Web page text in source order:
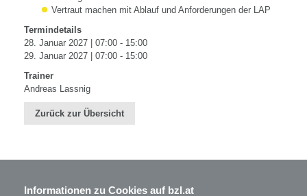
Vertraut machen mit Ablauf und Anforderungen der LAP
Termindetails
28. Januar 2027 | 07:00 - 15:00
29. Januar 2027 | 07:00 - 15:00
Trainer
Andreas Lassnig
Zurück zur Übersicht
BZL - Bildungszentrum Lenzing GmbH
Informationen zu Cookies auf bzl.at